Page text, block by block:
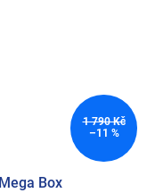
1 790 Kč
–11 %
Box